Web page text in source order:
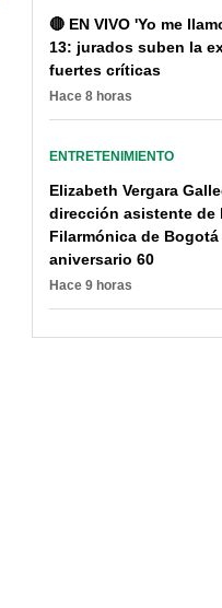
🔴 EN VIVO 'Yo me
13: jurados suben la
fuertes críticas
Hace 8 horas
ENTRETENIMIENTO
Elizabeth Vergara
dirección asistente de
Filarmónica de Bogotá
aniversario 60
Hace 9 horas